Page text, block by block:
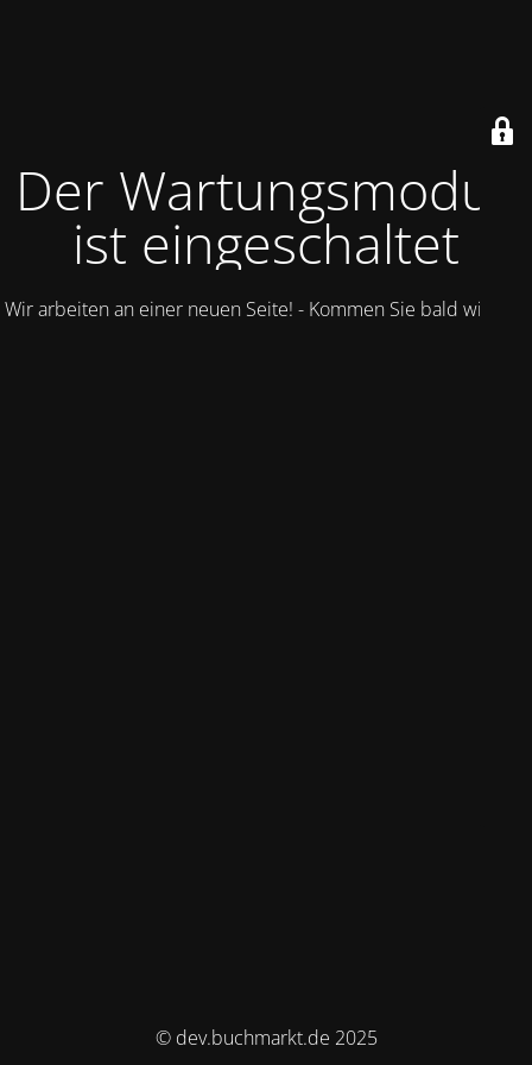
Der Wartungsmodus
ist eingeschaltet
Wir arbeiten an einer neuen Seite! - Kommen Sie bald wieder.
© dev.buchmarkt.de 2025